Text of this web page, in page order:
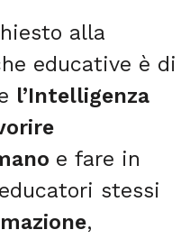
alla
educative è di
l’Intelligenza
e fare in
stessi
,